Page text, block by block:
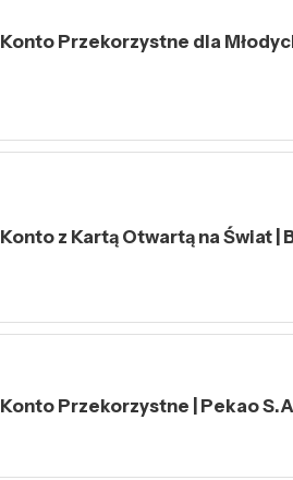
Konto Przekorzystne dla
Konto z Kartą Otwartą na Świat |
Konto Przekorzystne | Pekao